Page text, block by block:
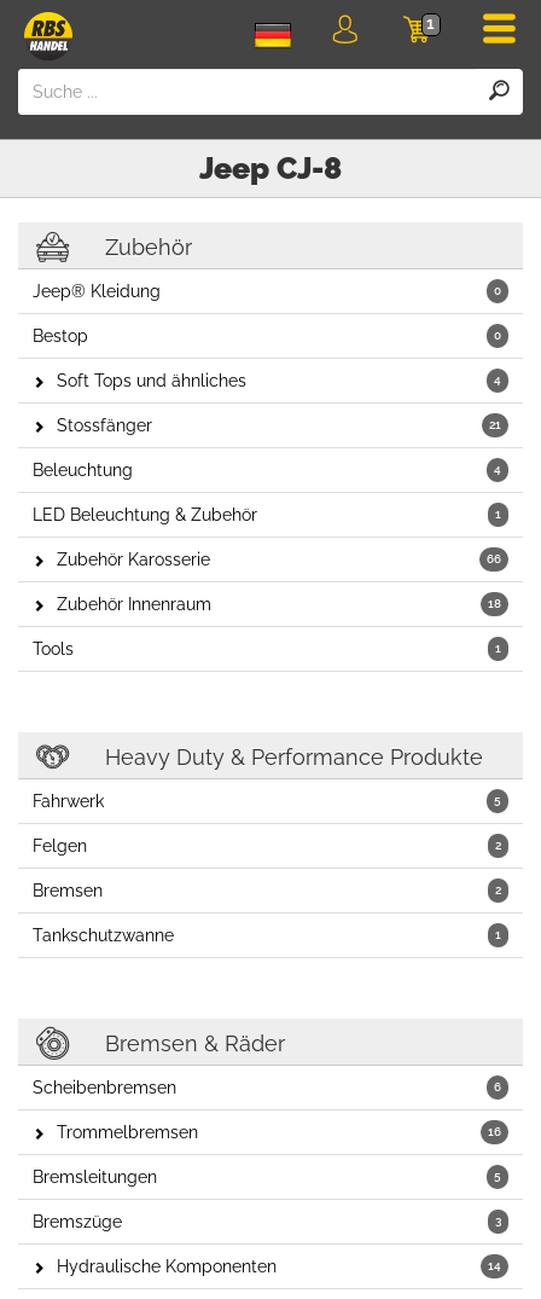
1
Login
Jeep CJ-8
Zubehör
0
Jeep® Kleidung
0
Bestop
4
Soft Tops und ähnliches
21
Stossfänger
4
Beleuchtung
1
LED Beleuchtung & Zubehör
66
Zubehör Karosserie
18
Zubehör Innenraum
1
Tools
Heavy Duty & Performance Produkte
5
Fahrwerk
2
Felgen
2
Bremsen
1
Tankschutzwanne
Bremsen & Räder
6
Scheibenbremsen
16
Trommelbremsen
5
Bremsleitungen
3
Bremszüge
14
Hydraulische Komponenten